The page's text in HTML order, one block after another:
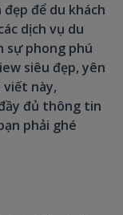
để du khách
dịch vụ du
sự phong phú
siêu đẹp, yên
này,
đủ thông tin
phải ghé